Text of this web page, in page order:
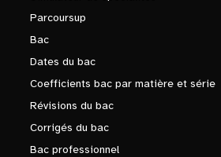
Parcoursup
Bac
Dates du bac
Coefficients bac par matière et série
Révisions du bac
Corrigés du bac
Bac professionnel